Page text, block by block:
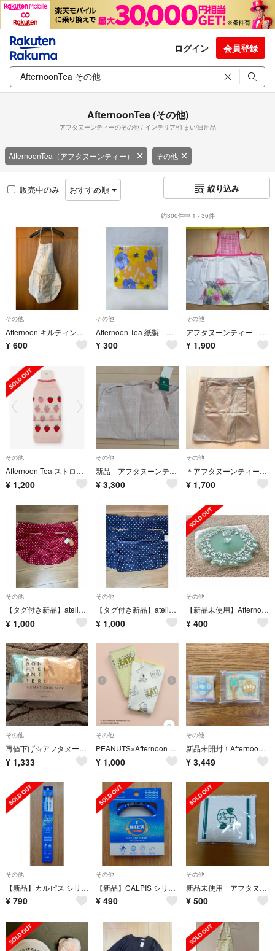
ログイン 会員登録
AfternoonTea (その他)
アフタヌーンティーのその他 / インテリア/住まい/日用品
AfternoonTea（アフタヌーンティー） その他
販売中のみ おすすめ順 絞り込み
約300件中 1 - 36件
その他
Afternoon キルティング エプロン 小花柄 リバーシル
¥ 600
その他
Afternoon Tea 紙製 コースター 5枚セット
¥ 300
その他
アフタヌーンティー エプロン
¥ 1,900
その他
Afternoon Tea ストロベリー ボトルカバー ピンク
¥ 1,200
その他
新品 アフタヌーンティー エプロン
¥ 3,300
その他
＊アフタヌーンティー Afternoon Tea サロンエプロン サザビー
¥ 1,700
その他
【タグ付き新品】atelier momo&momoフリル付き前掛けエプロン
¥ 1,000
その他
【タグ付き新品】atelier momo&momo フリル付き前掛けエプロン
¥ 1,000
その他
【新品未使用】AfternoonTeaカップカバー（シリコン製）／花柄グリーン
¥ 400
その他
再値下げ☆アフタヌーンティー コールドパック☆
¥ 1,333
その他
PEANUTS×Afternoon Tea/ディッシュクロス2枚セット イエロー
¥ 1,000
その他
新品未開封！Afternoon Tea＊KUNIKAマグネット 2点セット
¥ 3,449
その他
【新品】カルピス シリコーンストローセット 3本 HR21
¥ 790
その他
【新品】CALPIS シリコンストロー コネクター付き HR21
¥ 490
その他
新品未使用 アフタヌーンティー スポンジワイプ
¥ 500